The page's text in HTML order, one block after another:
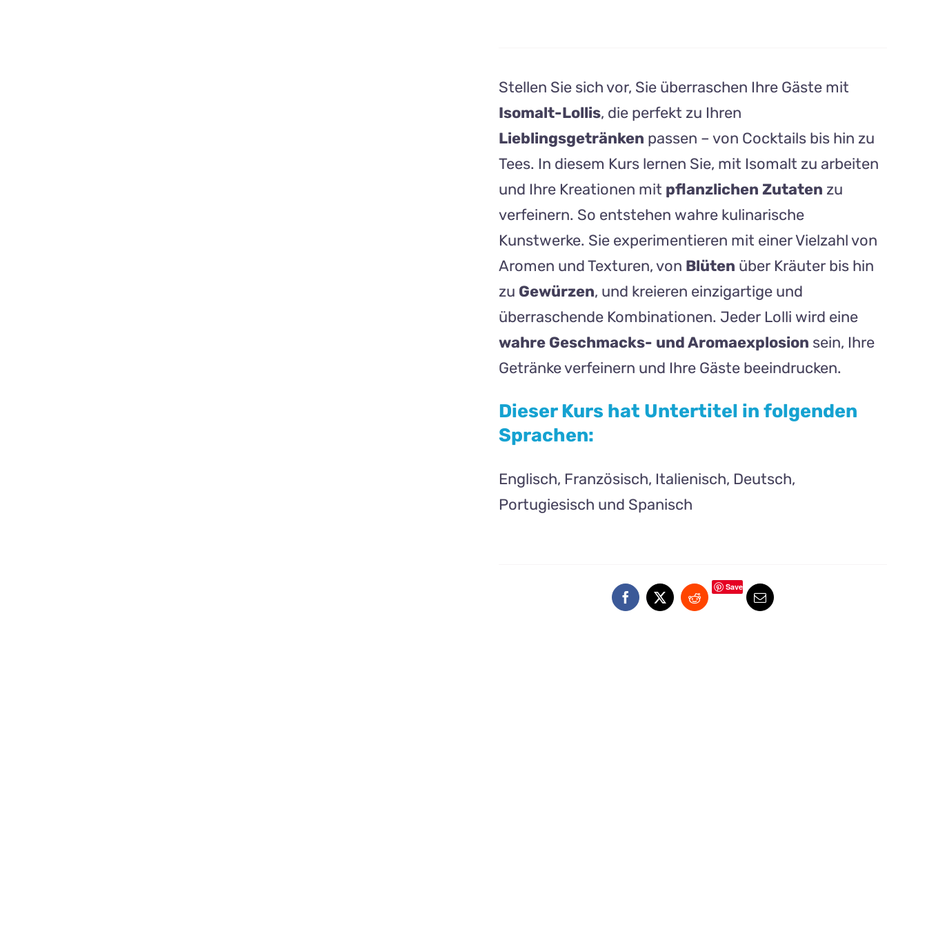
Stellen Sie sich vor, Sie überraschen Ihre Gäste mit
Isomalt-Lollis, die perfekt zu Ihren
Lieblingsgetränken passen – von Cocktails bis hin zu
Tees. In diesem Kurs lernen Sie, mit Isomalt zu arbeiten
und Ihre Kreationen mit pflanzlichen Zutaten zu
verfeinern. So entstehen wahre kulinarische
Kunstwerke. Sie experimentieren mit einer Vielzahl von
Aromen und Texturen, von Blüten über Kräuter bis hin
zu Gewürzen, und kreieren einzigartige und
überraschende Kombinationen. Jeder Lolli wird eine
wahre Geschmacks- und Aromaexplosion sein, Ihre
Getränke verfeinern und Ihre Gäste beeindrucken.
Dieser Kurs hat Untertitel in folgenden
Sprachen:
Englisch, Französisch, Italienisch, Deutsch,
Portugiesisch und Spanisch
Save